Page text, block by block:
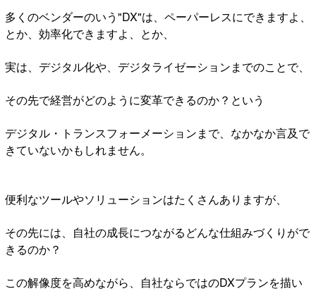
多くのベンダーのいう"DX"は、ペーパーレスにできますよ、
とか、効率化できますよ、とか、
実は、デジタル化や、デジタライゼーションまでのことで、
その先で経営がどのように変革できるのか？という
デジタル・トランスフォーメーションまで、なかなか言及で
きていないかもしれません。
便利なツールやソリューションはたくさんありますが、
その先には、自社の成長につながるどんな仕組みづくりがで
きるのか？
この解像度を高めながら、自社ならではのDXプランを描い